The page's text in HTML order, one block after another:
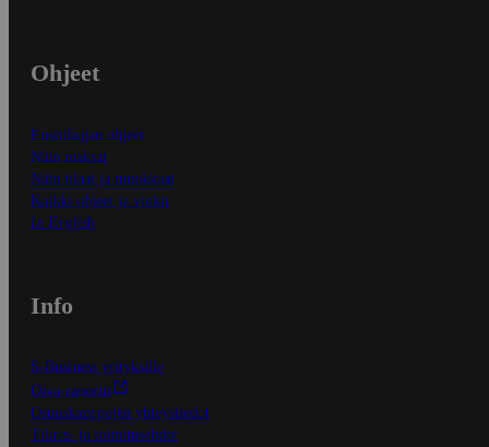
Ohjeet
Ensitilaajan ohjeet
Näin maksat
Näin tilaat ja muokkaat
Kaikki ohjeet ja vinkit
In English
Info
S-Business yrityksille
Oiva-raportit
Osuuskauppojen yhteystiedot
Tilaus- ja toimitusehdot